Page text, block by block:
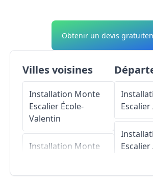
Obtenir un devis
Villes voisines
Installation Monte
Escalier École-
Valentin
Installation Monte
Escalier
Escalier